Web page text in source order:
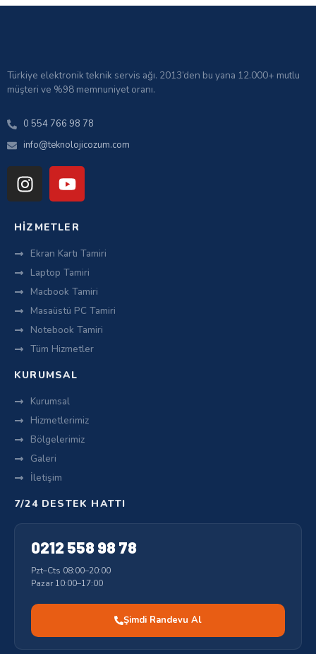
Türkiye elektronik teknik servis ağı. 2013’den bu yana 12.000+ mutlu
müşteri ve %98 memnuniyet oranı.
0 554 766 98 78
info@teknolojicozum.com
HIZMETLER
Ekran Kartı Tamiri
Laptop Tamiri
Macbook Tamiri
Masaüstü PC Tamiri
Notebook Tamiri
Tüm Hizmetler
KURUMSAL
Kurumsal
Hizmetlerimiz
Bölgelerimiz
Galeri
İletişim
7/24 DESTEK HATTI
0212 558 98 78
Pzt–Cts 08:00–20:00
Pazar 10:00–17:00
Şimdi Randevu Al